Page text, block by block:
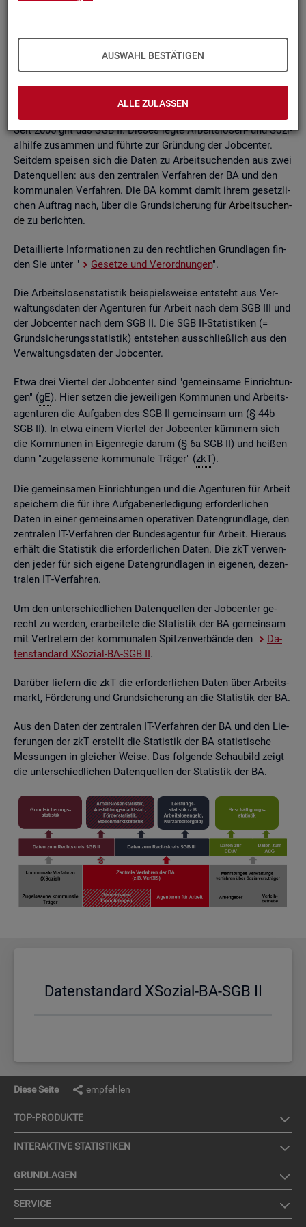
AUSWAHL BESTÄTIGEN
ALLE ZULASSEN
Grund­la­ge kön­nen Be­stän­de, Zu- und Ab­gän­ge,Dau­ern, Leis­
tungs­hö­hen und viele an­de­re sta­tis­ti­sche Mess­grö­ßen er­mit­
telt wer­den. Die Werte lie­gen re­gio­nal tief ge­glie­dert und
nach viel­fäl­ti­gen so­zio­de­mo­gra­fi­schen und er­werbs­bio­gra­fi­
Seit 2005 gilt das SGB II. Die­ses legte Ar­beits­lo­sen- und So­zi­
al­hil­fe zu­sam­men und führ­te zur Grün­dung der Job­cen­ter.
Seit­dem spei­sen sich die Daten zu Ar­beit­su­chen­den aus zwei
Da­ten­quel­len: aus den zen­tra­len Ver­fah­ren der BA und den
kom­mu­na­len Ver­fah­ren. Die BA kommt damit ihrem ge­setz­li­
chen Auf­trag nach, über die Grund­si­che­rung für Ar­beit­su­chen­
de zu be­rich­ten.
De­tail­lier­te In­for­ma­tio­nen zu den recht­li­chen Grund­la­gen fin­
den Sie unter "
Ge­set­ze und Ver­ord­nun­gen".
Die Ar­beits­lo­sen­sta­tis­tik bei­spiels­wei­se ent­steht aus Ver­
wal­tungs­da­ten der Agen­tu­ren für Ar­beit nach dem SGB III und
der Job­cen­ter nach dem SGB II. Die SGB II-Sta­tis­ti­ken (=
Grund­si­che­rungs­sta­tis­tik) ent­ste­hen aus­schlie­ß­lich aus den
Ver­wal­tungs­da­ten der Job­cen­ter.
Etwa drei Vier­tel der Job­cen­ter sind "ge­mein­sa­me Ein­rich­tun­
gen" (gE). Hier set­zen die je­wei­li­gen Kom­mu­nen und Ar­beits­
agen­tu­ren die Auf­ga­ben des SGB II ge­mein­sam um (§ 44b
SGB II). In etwa einem Vier­tel der Job­cen­ter küm­mern sich
die Kom­mu­nen in Ei­gen­re­gie darum (§ 6a SGB II) und hei­ßen
dann "zu­ge­las­se­ne kom­mu­na­le Trä­ger" (zkT).
Die ge­mein­sa­men Ein­rich­tun­gen und die Agen­tu­ren für Ar­beit
spei­chern die für ihre Auf­ga­ben­er­le­di­gung er­for­der­li­chen
Daten in einer ge­mein­sa­men ope­ra­ti­ven Da­ten­grund­la­ge, den
zen­tra­len IT-Ver­fah­ren der Bun­des­agen­tur für Ar­beit. Hier­aus
er­hält die Sta­tis­tik die er­for­der­li­chen Daten. Die zkT ver­wen­
den jeder für sich ei­ge­ne Da­ten­grund­la­gen in ei­ge­nen, de­zen­
tra­len IT-Ver­fah­ren.
Um den un­ter­schied­li­chen Da­ten­quel­len der Job­cen­ter ge­
recht zu wer­den, er­ar­bei­te­te die Sta­tis­tik der BA ge­mein­sam
mit Ver­tre­tern der kom­mu­na­len Spit­zen­ver­bän­de den
Da­
ten­stan­dard XSo­zi­al-BA-SGB II.
Dar­über lie­fern die zkT die er­for­der­li­chen Daten über Ar­beits­
markt, För­de­rung und Grund­si­che­rung an die Sta­tis­tik der BA.
Aus den Daten der zen­tra­len IT-Ver­fah­ren der BA und den Lie­
fe­run­gen der zkT er­stellt die Sta­tis­tik der BA sta­tis­ti­sche
Mes­sun­gen in glei­cher Weise. Das fol­gen­de Schau­bild zeigt
die un­ter­schied­li­chen Da­ten­quel­len der Sta­tis­tik der BA.
Da­ten­stan­dard XSo­zi­al-BA-SGB II
Diese Seite empfehlen
TOP-PRO­DUK­TE
IN­TER­AK­TI­VE STA­TIS­TI­KEN
GRUND­LA­GEN
SER­VICE